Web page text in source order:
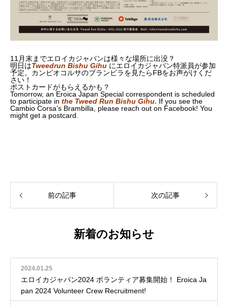
11月末までエロイカジャパンは様々な場所に出没？
明日はTweedrun Bishu Gihu にエロイカジャパン特派員が参加
予定。カンビオコルサのブランビラを見たらFBをお声がけくだ
さい！
ポストカードがもらえるかも？
Tomorrow, an Eroica Japan Special correspondent is scheduled
to participate in the Tweed Run Bishu Gihu. If you see the
Cambio Corsa’s Brambilla, please reach out on Facebook! You
might get a postcard.
前の記事 次の記事
新着のお知らせ
2024.01.25
エロイカジャパン2024 ボランティア募集開始！ Eroica Ja
pan 2024 Volunteer Crew Recruitment!